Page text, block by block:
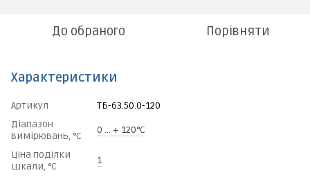
До обраного Порівняти
Характеристики
Артикул
ТБ-63.50.0-120
Діапазон
вимірювань, °C
0 ... + 120°C
Ціна поділки
шкали, °C
1